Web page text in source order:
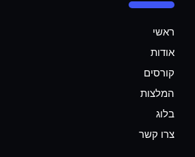
ראשי
אודות
קורסים
המלצות
בלוג
צרו קשר